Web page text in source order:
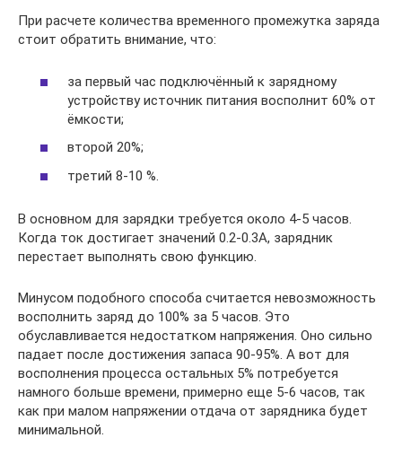
При расчете количества временного промежутка заряда
стоит обратить внимание, что:
за первый час подключённый к зарядному
устройству источник питания восполнит 60% от
ёмкости;
второй 20%;
третий 8-10 %.
В основном для зарядки требуется около 4-5 часов.
Когда ток достигает значений 0.2-0.3А, зарядник
перестает выполнять свою функцию.
Минусом подобного способа считается невозможность
восполнить заряд до 100% за 5 часов. Это
обуславливается недостатком напряжения. Оно сильно
падает после достижения запаса 90-95%. А вот для
восполнения процесса остальных 5% потребуется
намного больше времени, примерно еще 5-6 часов, так
как при малом напряжении отдача от зарядника будет
минимальной.